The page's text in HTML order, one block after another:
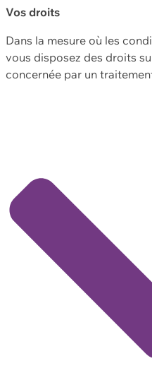
Vos droits
Dans la mesure où les
vous disposez des droits
concernée par un